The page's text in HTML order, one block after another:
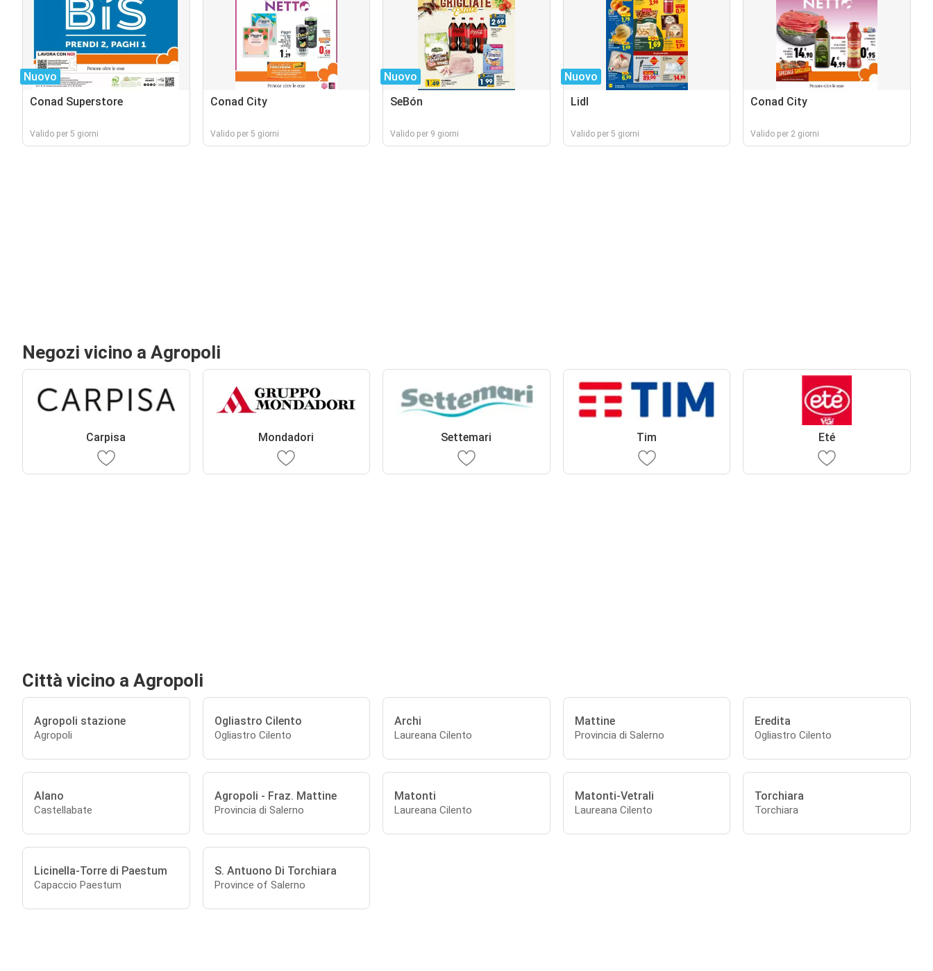
Nuovo
Conad Superstore
Valido per 5 giorni
Conad City
Valido per 5 giorni
Nuovo
SeBón
Valido per 9 giorni
Nuovo
Lidl
Valido per 5 giorni
Conad City
Valido per 2 giorni
Negozi vicino a Agropoli
Carpisa Mondadori Settemari Tim Eté
Città vicino a Agropoli
Agropoli stazione
Agropoli
Ogliastro Cilento
Ogliastro Cilento
Archi
Laureana Cilento
Mattine
Provincia di Salerno
Eredita
Ogliastro Cilento
Alano
Castellabate
Agropoli - Fraz. Mattine
Provincia di Salerno
Matonti
Laureana Cilento
Matonti-Vetrali
Laureana Cilento
Torchiara
Torchiara
Licinella-Torre di Paestum
Capaccio Paestum
S. Antuono Di Torchiara
Province of Salerno